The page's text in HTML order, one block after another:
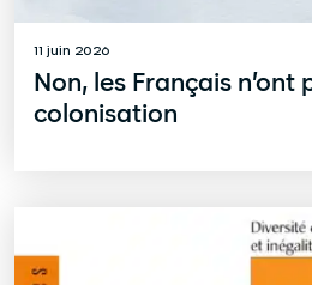
11 juin 2026
Non, les Français n’ont
colonisation